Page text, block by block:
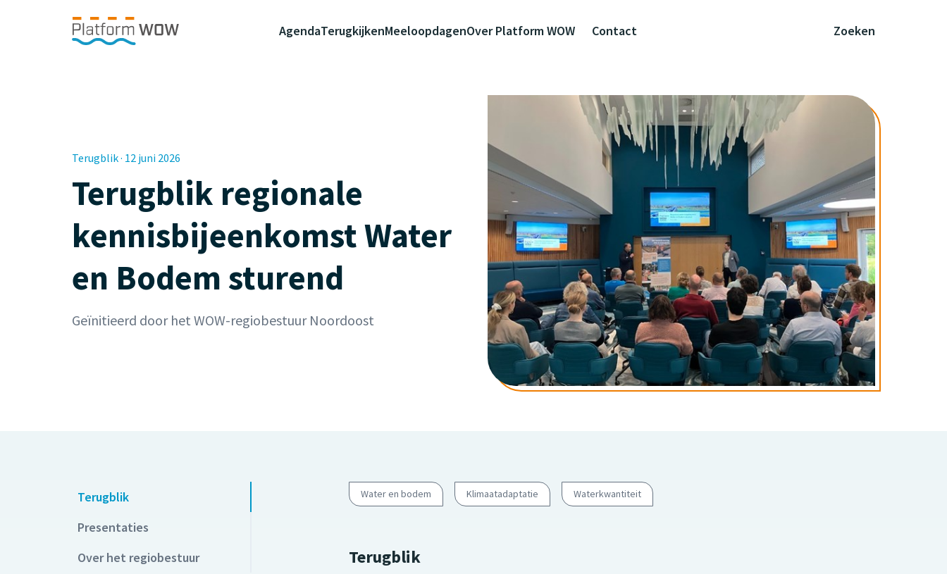
AgendaTerugkijkenMeeloopdagenOver Platform WOW Contact Zoeken
Terugblik · 12 juni 2026
Terugblik regionale
kennisbijeenkomst Water
en Bodem sturend
Geïnitieerd door het WOW-regiobestuur Noordoost
Terugblik
Presentaties
Over het regiobestuur
Water en bodem Klimaatadaptatie Waterkwantiteit
Terugblik